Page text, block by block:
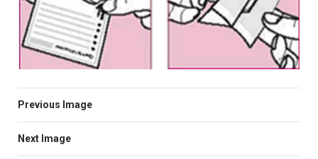
Previous Image
Next Image